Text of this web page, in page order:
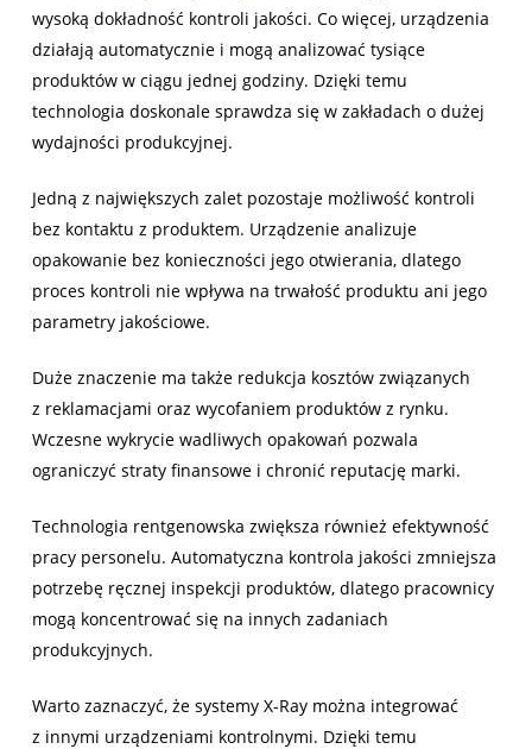
wysoką dokładność kontroli jakości. Co więcej, urządzenia
działają automatycznie i mogą analizować tysiące
produktów w ciągu jednej godziny. Dzięki temu
technologia doskonale sprawdza się w zakładach o dużej
wydajności produkcyjnej.
Jedną z największych zalet pozostaje możliwość kontroli
bez kontaktu z produktem. Urządzenie analizuje
opakowanie bez konieczności jego otwierania, dlatego
proces kontroli nie wpływa na trwałość produktu ani jego
parametry jakościowe.
Duże znaczenie ma także redukcja kosztów związanych
z reklamacjami oraz wycofaniem produktów z rynku.
Wczesne wykrycie wadliwych opakowań pozwala
ograniczyć straty finansowe i chronić reputację marki.
Technologia rentgenowska zwiększa również efektywność
pracy personelu. Automatyczna kontrola jakości zmniejsza
potrzebę ręcznej inspekcji produktów, dlatego pracownicy
mogą koncentrować się na innych zadaniach
produkcyjnych.
Warto zaznaczyć, że systemy X-Ray można integrować
z innymi urządzeniami kontrolnymi. Dzięki temu